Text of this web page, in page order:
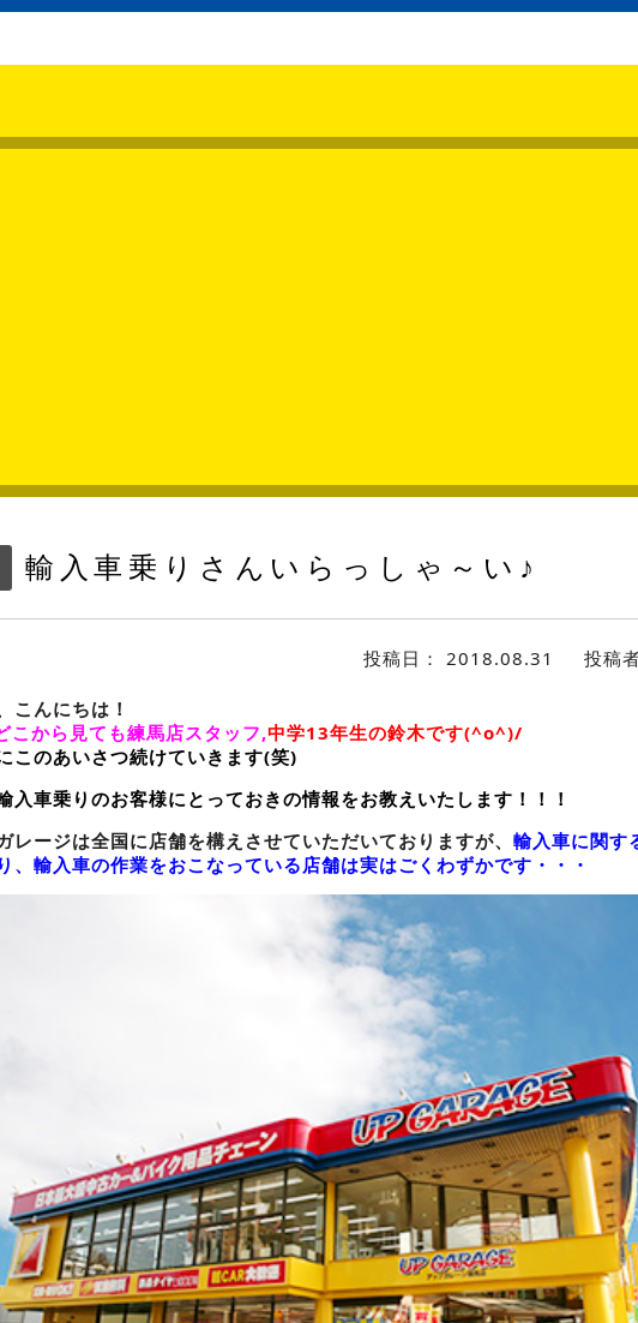
輸入車乗りさんいらっしゃ～い♪
投稿日： 2018.08.31 投稿
こんにちは！
こから見ても練馬店スタッフ,中学13年生の鈴木です(^o^)/
このあいさつ続けていきます(笑)
入車乗りのお客様にとっておきの情報をお教えいたします！！！
レージは全国に店舗を構えさせていただいておりますが、 輸入車に関す
、輸入車の作業をおこなっている店舗は実はごくわずかです・・・